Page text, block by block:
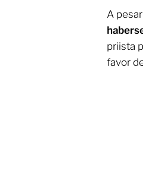
A
priista
favor